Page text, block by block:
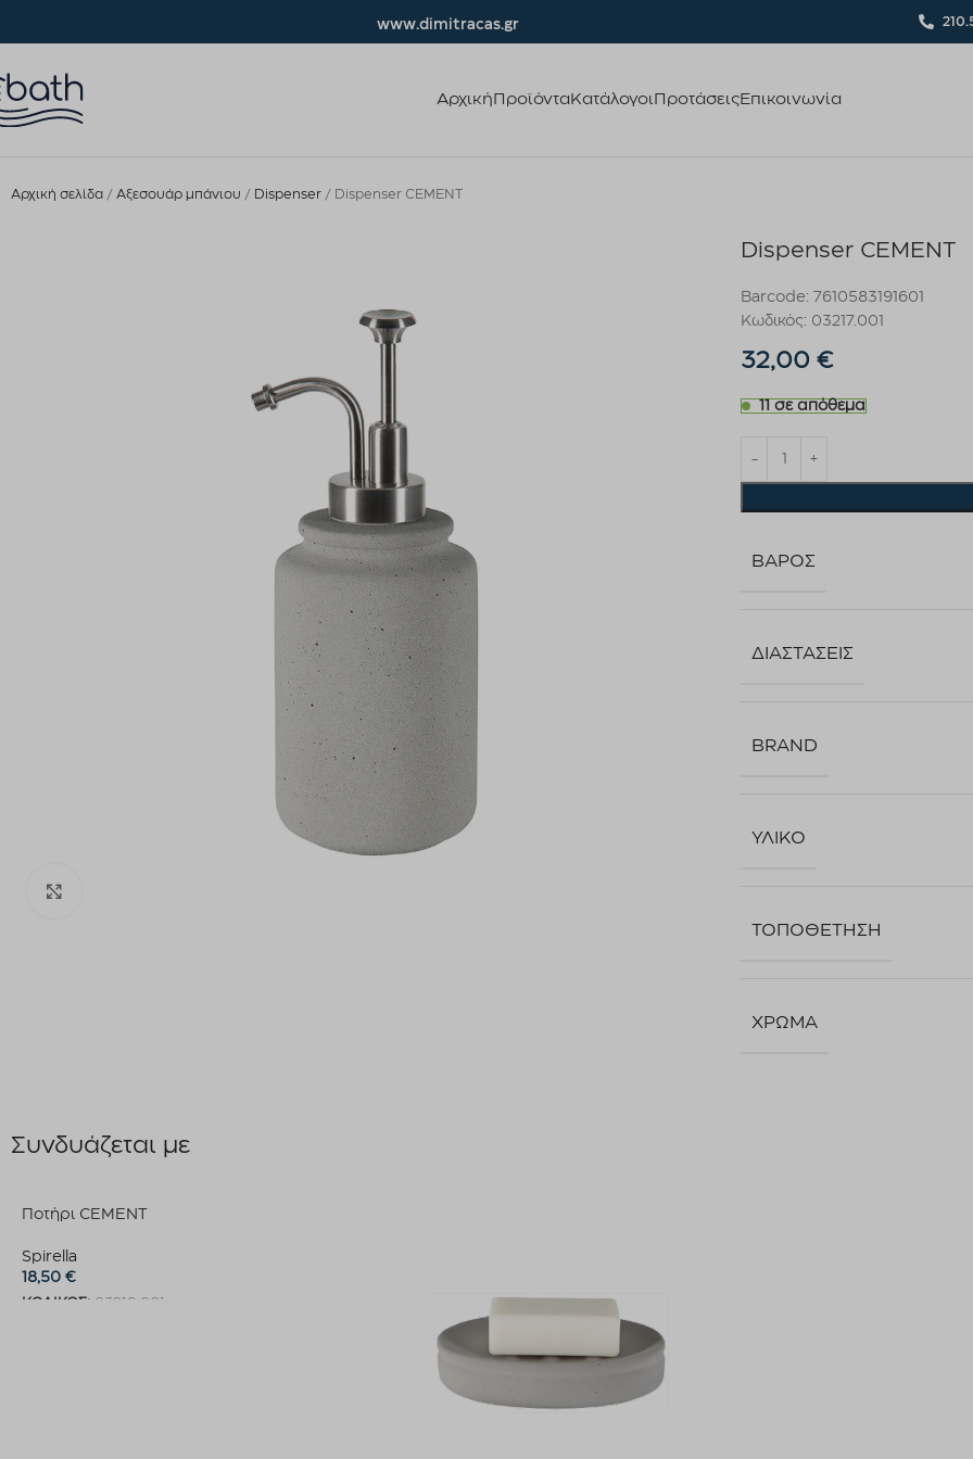
www.dimitracas.gr
Αρχική ΠροϊόνταΚατάλογοι ΠροτάσειςΕπικοινωνία
Αρχική σελίδα Αξεσουάρ μπάνιου Dispenser Dispenser CEMENT
Dispenser CEMENT
Barcode: 7610583191601
Κωδικός: 03217.001
32,00 €
11 σε απόθεμα
ΒΆΡΟΣ
ΔΙΑΣΤΆΣΕΙΣ
BRAND
ΥΛΙΚΌ
ΤΟΠΟΘΈΤΗΣΗ
ΧΡΏΜΑ
Συνδυάζεται με
Ποτήρι CEMENT
Spirella
18,50 €